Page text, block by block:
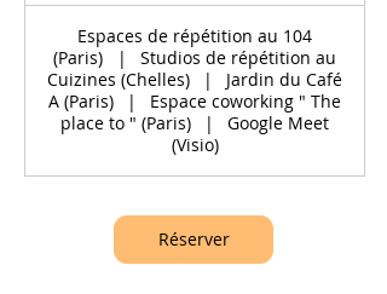
Espaces de répétition au 104
(Paris)
|
Studios de répétition au
Cuizines (Chelles)
|
Jardin du Café
A (Paris)
|
Espace coworking " The
place to " (Paris)
|
Google Meet
(Visio)
Réserver